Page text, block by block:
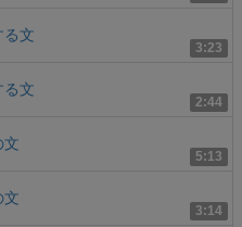
3:23
る文
2:44
る文
5:13
文
3:14
文